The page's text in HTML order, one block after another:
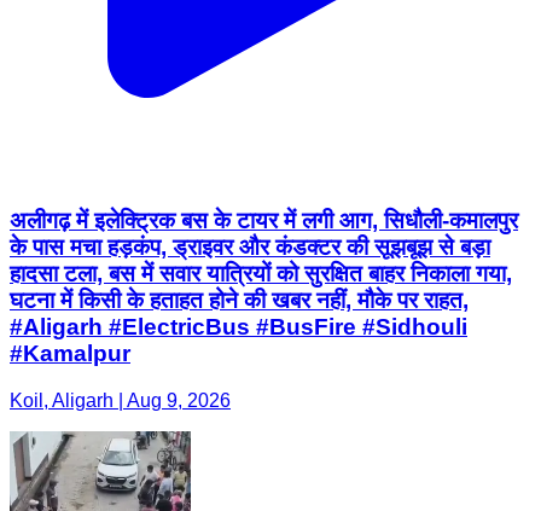
अलीगढ़ में इलेक्ट्रिक बस के टायर में लगी आग, सिधौली-कमालपुर
के पास मचा हड़कंप, ड्राइवर और कंडक्टर की सूझबूझ से बड़ा
हादसा टला, बस में सवार यात्रियों को सुरक्षित बाहर निकाला गया,
घटना में किसी के हताहत होने की खबर नहीं, मौके पर राहत,
#Aligarh #ElectricBus #BusFire #Sidhouli
#Kamalpur
Koil, Aligarh | Aug 9, 2026